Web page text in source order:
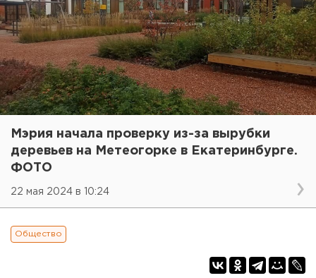
Мэрия начала проверку из-за вырубки
деревьев на Метеогорке в Екатеринбурге.
ФОТО
22 мая 2024 в 10:24
Общество